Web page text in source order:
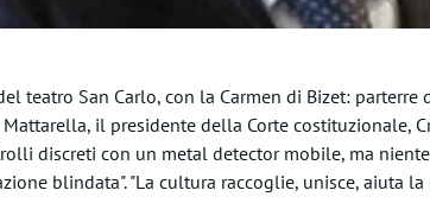
teatro San Carlo, con la Carmen di Bizet: parterre
il presidente della Corte costituzionale,
discreti con un metal detector mobile, ma
blindata". "La cultura raccoglie, unisce, aiuta